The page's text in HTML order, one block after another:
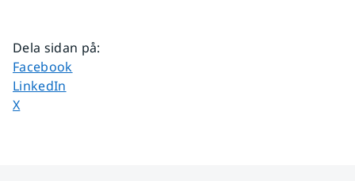
Dela sidan på:
Dela sidan på
Facebook
Dela sidan på
LinkedIn
Dela sidan på
X